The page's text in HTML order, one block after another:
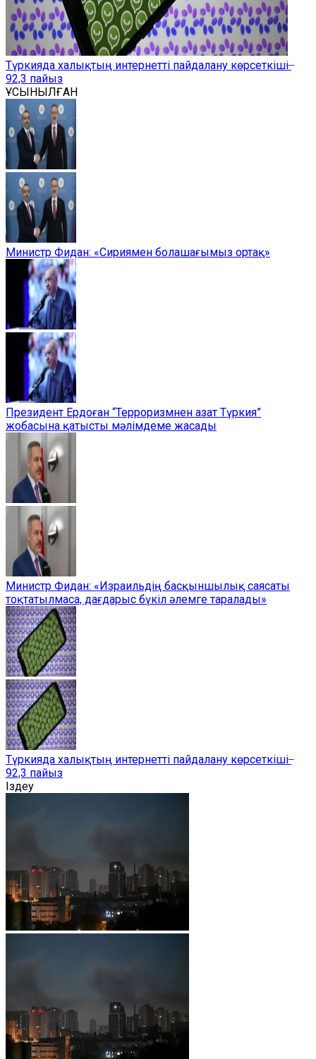
Түркияда халықтың интернетті пайдалану көрсеткіші ̶
92,3 пайыз
ҰСЫНЫЛҒАН
Министр Фидан: «Сириямен болашағымыз ортақ»
Президент Ердоған “Терроризмнен азат Түркия”
жобасына қатысты мәлімдеме жасады
Министр Фидан: «Израильдің басқыншылық саясаты
тоқтатылмаса, дағдарыс бүкіл әлемге таралады»
Түркияда халықтың интернетті пайдалану көрсеткіші ̶
92,3 пайыз
Іздеу